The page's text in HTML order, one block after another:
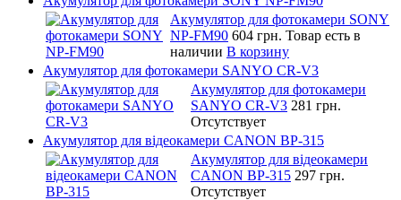
Акумулятор для фотокамери SONY
NP-FM90 604 грн. Товар есть в
наличии В корзину
Акумулятор для фотокамери SANYO CR-V3
Акумулятор для фотокамери
SANYO CR-V3 281 грн.
Отсутствует
Акумулятор для відеокамери CANON BP-315
Акумулятор для відеокамери
CANON BP-315 297 грн.
Отсутствует